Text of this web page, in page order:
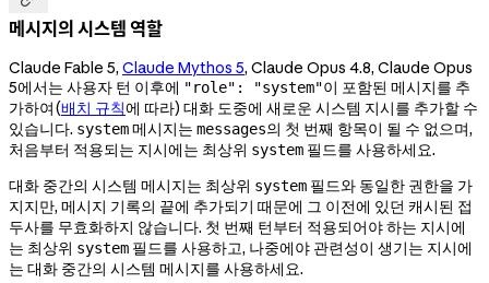
메시지의 시스템 역할
Claude Fable 5, Claude Mythos 5, Claude Opus 4.8, Claude Opus
5에서는 사용자 턴 이후에 "role": "system"이 포함된 메시지를 추
가하여(배치 규칙에 따라) 대화 도중에 새로운 시스템 지시를 추가할 수
있습니다. system메시지는 messages의 첫 번째 항목이 될 수 없으며,
처음부터 적용되는 지시에는 최상위 system 필드를 사용하세요.
대화 중간의 시스템 메시지는 최상위 system 필드와 동일한 권한을 가
지지만, 메시지 기록의 끝에 추가되기 때문에 그 이전에 있던 캐시된 접
두사를 무효화하지 않습니다. 첫 번째 턴부터 적용되어야 하는 지시에
는 최상위 system 필드를 사용하고, 나중에야 관련성이 생기는 지시에
는 대화 중간의 시스템 메시지를 사용하세요.